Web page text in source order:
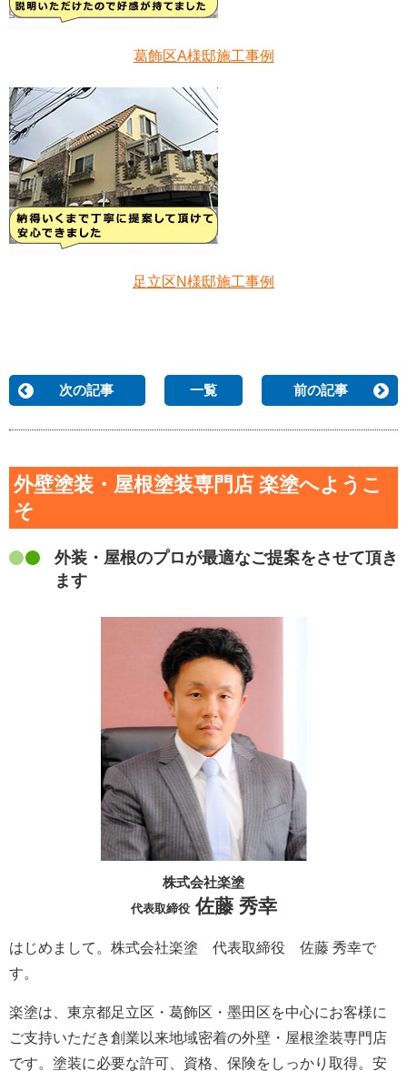
葛飾区A様邸施工事例
足立区N様邸施工事例
次の記事 一覧 前の記事
外壁塗装・屋根塗装専門店 楽塗へようこ
そ
外装・屋根のプロが最適なご提案をさせて頂き
ます
株式会社楽塗
代表取締役佐藤 秀幸
はじめまして。株式会社楽塗 代表取締役 佐藤 秀幸で
す。
楽塗は、東京都足立区・葛飾区・墨田区を中心にお客様に
ご支持いただき創業以来地域密着の外壁・屋根塗装専門店
です。塗装に必要な許可、資格、保険をしっかり取得。安